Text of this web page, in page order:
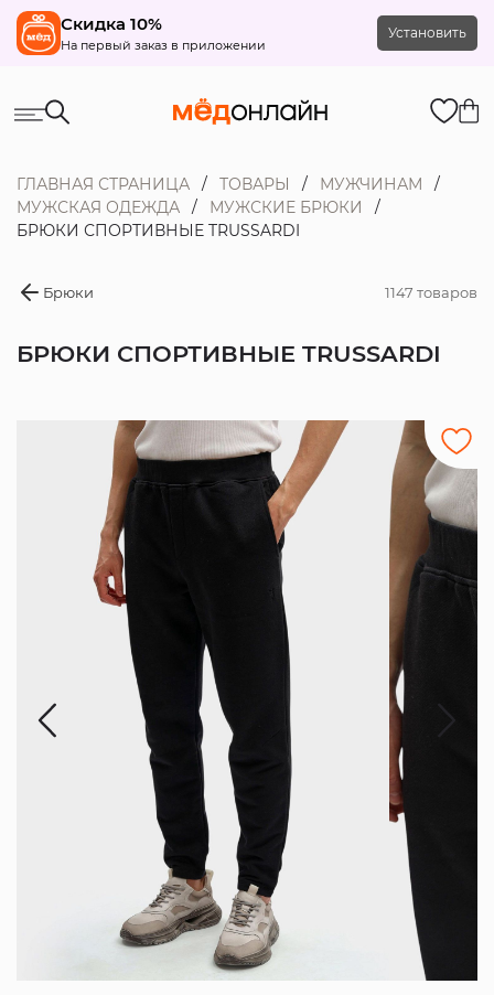
Скидка 10%
На первый заказ в приложении
Установить
ГЛАВНАЯ СТРАНИЦА ТОВАРЫ
МУЖЧИНАМ
МУЖСКАЯ ОДЕЖДА
МУЖСКИЕ БРЮКИ
БРЮКИ СПОРТИВНЫЕ TRUSSARDI
Брюки 1147 товаров
БРЮКИ СПОРТИВНЫЕ TRUSSARDI